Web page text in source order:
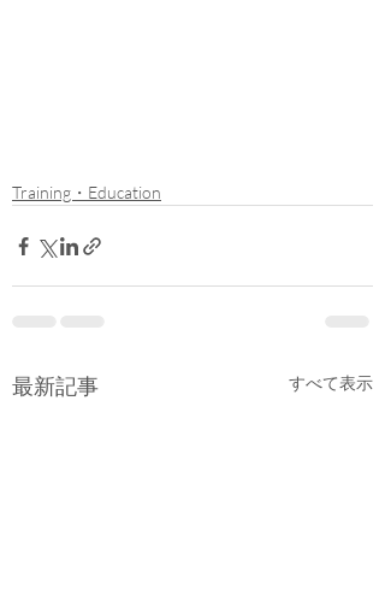
Training・Education
最新記事 すべて表示